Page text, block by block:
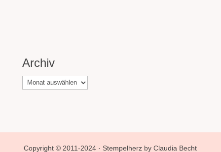
Archiv
Archiv
Copyright © 2011-2024 · Stempelherz by Claudia Becht